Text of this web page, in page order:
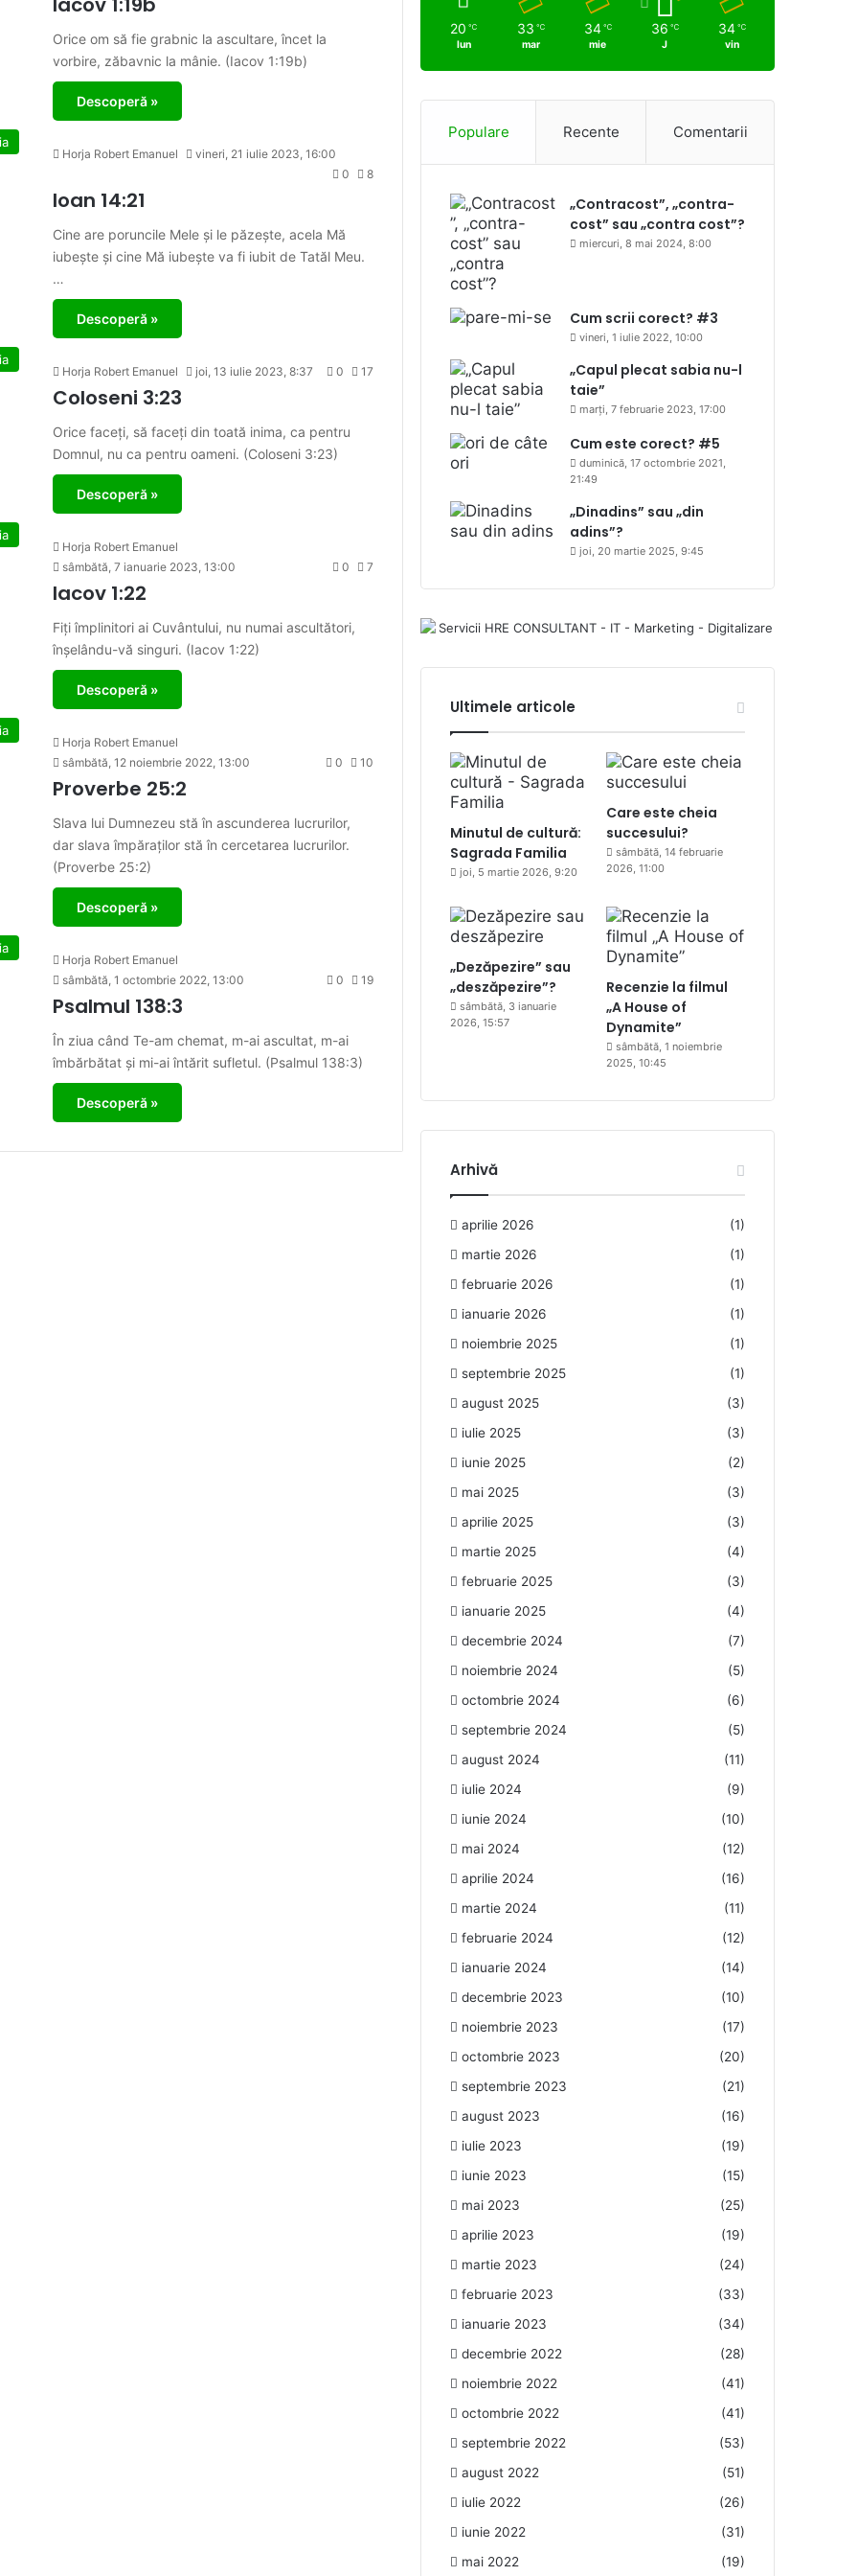
Orice om să fie grabnic la ascultare, încet la
vorbire, zăbavnic la mânie. (Iacov 1:19b)
Descoperă »
Horja Robert Emanuel
vineri, 21 iulie 2023, 16:00
0
8
Ioan 14:21
Cine are poruncile Mele și le păzește, acela Mă
iubește și cine Mă iubește va fi iubit de Tatăl Meu.
…
Descoperă »
Horja Robert Emanuel joi, 13 iulie 2023, 8:37 0 17
Coloseni 3:23
Orice faceți, să faceți din toată inima, ca pentru
Domnul, nu ca pentru oameni. (Coloseni 3:23)
Descoperă »
Horja Robert Emanuel
sâmbătă, 7 ianuarie 2023, 13:00
0 7
Iacov 1:22
Fiți împlinitori ai Cuvântului, nu numai ascultători,
înșelându-vă singuri. (Iacov 1:22)
Descoperă »
Horja Robert Emanuel
sâmbătă, 12 noiembrie 2022, 13:00
0 10
Proverbe 25:2
Slava lui Dumnezeu stă în ascunderea lucrurilor,
dar slava împăraților stă în cercetarea lucrurilor.
(Proverbe 25:2)
Descoperă »
Horja Robert Emanuel
sâmbătă, 1 octombrie 2022, 13:00
0 19
Psalmul 138:3
În ziua când Te-am chemat, m-ai ascultat, m-ai
îmbărbătat și mi-ai întărit sufletul. (Psalmul 138:3)
Descoperă »
20 ℃
lun
33 ℃
mar
34 ℃
mie
36 ℃
J
34 ℃
vin
Populare Recente Comentarii
„Contracost”, „contra-
cost” sau „contra cost”?
miercuri, 8 mai 2024, 8:00
Cum scrii corect? #3
vineri, 1 iulie 2022, 10:00
„Capul plecat sabia nu-l
taie”
marți, 7 februarie 2023, 17:00
Cum este corect? #5
duminică, 17 octombrie 2021,
21:49
„Dinadins” sau „din
adins”?
joi, 20 martie 2025, 9:45
Ultimele articole
Minutul de cultură:
Sagrada Familia
joi, 5 martie 2026, 9:20
Care este cheia
succesului?
sâmbătă, 14 februarie
2026, 11:00
„Dezăpezire” sau
„deszăpezire”?
sâmbătă, 3 ianuarie
2026, 15:57
Recenzie la filmul
„A House of
Dynamite”
sâmbătă, 1 noiembrie
2025, 10:45
Arhivă
aprilie 2026
(1)
martie 2026
(1)
februarie 2026
(1)
ianuarie 2026
(1)
noiembrie 2025
(1)
septembrie 2025
(1)
august 2025
(3)
iulie 2025
(3)
iunie 2025
(2)
mai 2025
(3)
aprilie 2025
(3)
martie 2025
(4)
februarie 2025
(3)
ianuarie 2025
(4)
decembrie 2024
(7)
noiembrie 2024
(5)
octombrie 2024
(6)
septembrie 2024
(5)
august 2024
(11)
iulie 2024
(9)
iunie 2024
(10)
mai 2024
(12)
aprilie 2024
(16)
martie 2024
(11)
februarie 2024
(12)
ianuarie 2024
(14)
decembrie 2023
(10)
noiembrie 2023
(17)
octombrie 2023
(20)
septembrie 2023
(21)
august 2023
(16)
iulie 2023
(19)
iunie 2023
(15)
mai 2023
(25)
aprilie 2023
(19)
martie 2023
(24)
februarie 2023
(33)
ianuarie 2023
(34)
decembrie 2022
(28)
noiembrie 2022
(41)
octombrie 2022
(41)
septembrie 2022
(53)
august 2022
(51)
iulie 2022
(26)
iunie 2022
(31)
mai 2022
(19)